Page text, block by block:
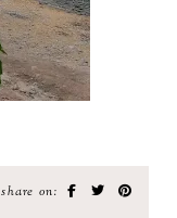
share on: